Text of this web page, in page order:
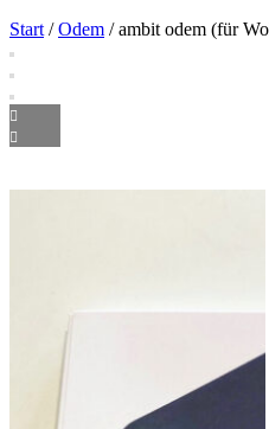
Start /Odem / ambit odem (für